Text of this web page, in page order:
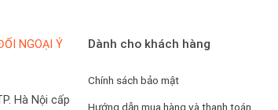
NGOẠI Ý
Hà Nội cấp
Dành cho khách hàng
Chính sách bảo mật
Hướng dẫn mua hàng và thanh toán